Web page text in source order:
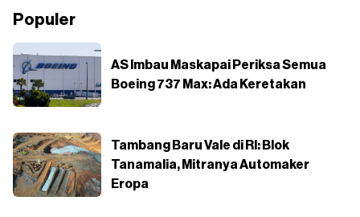
Populer
AS Imbau Maskapai Periksa Semua
Boeing 737 Max: Ada Keretakan
Tambang Baru Vale di RI: Blok
Tanamalia, Mitranya Automaker
Eropa